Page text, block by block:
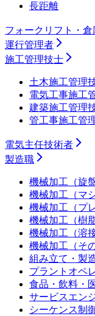
長距離
フォークリフト・倉
運行管理者
施工管理技士
土木施工管理
電気工事施工
建築施工管理
管工事施工管
電気主任技術者
製造職
機械加工（旋盤
機械加工（マ
機械加工（プ
機械加工（樹脂
機械加工（溶接
機械加工（そ
組み立て・製
プラントオペ
食品・飲料・
サービスエン
シーケンス制